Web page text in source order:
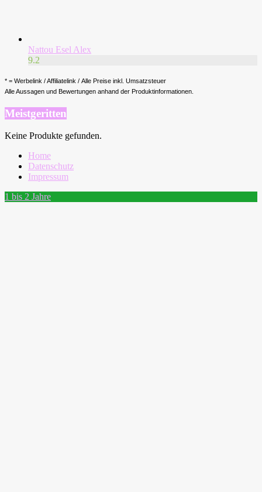
Nattou Esel Alex
9.2
* = Werbelink / Affiliatelink / Alle Preise inkl. Umsatzsteuer
Alle Aussagen und Bewertungen anhand der Produktinformationen.
Meistgeritten
Keine Produkte gefunden.
Home
Datenschutz
Impressum
1 bis 2 Jahre